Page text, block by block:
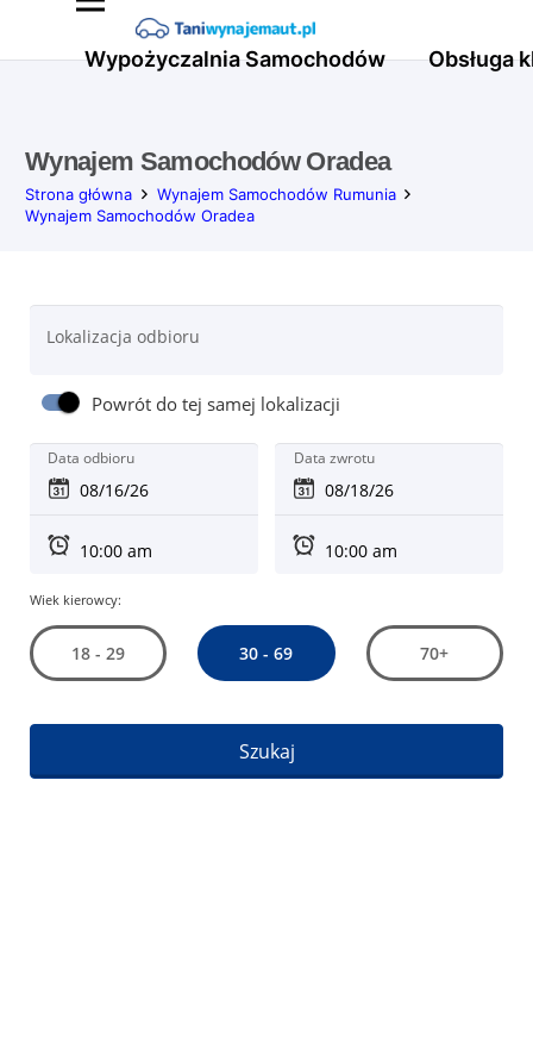
Wypożyczalnia Samochodów Obsługa
Wynajem Samochodów Oradea
Strona główna
Wynajem Samochodów Rumunia
Wynajem Samochodów Oradea
Lokalizacja odbioru
Powrót do tej samej lokalizacji
Data odbioru Data zwrotu
Wiek kierowcy:
18 - 29 30 - 69 70+
Szukaj